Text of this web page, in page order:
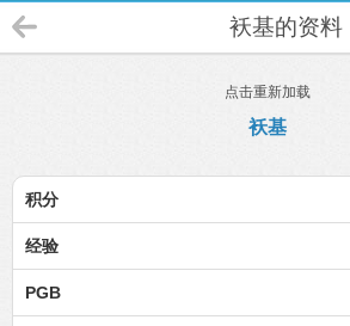
袄基的资料
点击重新加载
袄基
积分
经验
PGB